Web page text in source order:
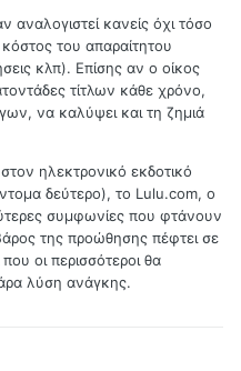
αναλογιστεί κανείς όχι τόσο
του απαραίτητου
κλπ). Επίσης αν ο οίκος
τίτλων κάθε χρόνο,
να καλύψει και τη ζημιά
ηλεκτρονικό εκδοτικό
δεύτερο), το Lulu.com, ο
συμφωνίες που φτάνουν
της προώθησης πέφτει σε
οι περισσότεροι θα
λύση ανάγκης.